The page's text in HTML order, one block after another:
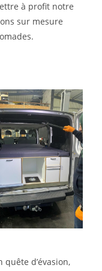
à profit notre
sur mesure
d’évasion,